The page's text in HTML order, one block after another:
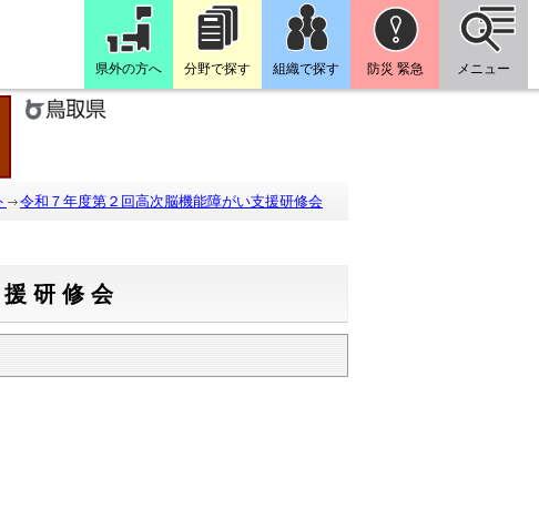
県外の方へ 分野で探す 組織で探す 防災 緊急 メニュー
令和７年度第２回高次脳機能障がい支援研修会
研修会